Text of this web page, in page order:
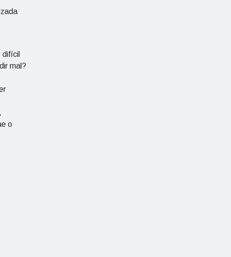
difícil
mal?
o